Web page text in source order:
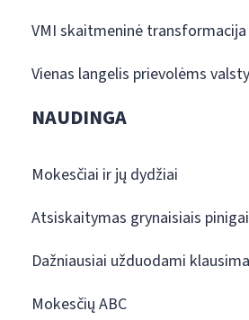
VMI skaitmeninė transformacija
Vienas langelis prievolėms
NAUDINGA
Mokesčiai ir jų dydžiai
Atsiskaitymas grynaisiais
Dažniausiai užduodami
Mokesčių ABC